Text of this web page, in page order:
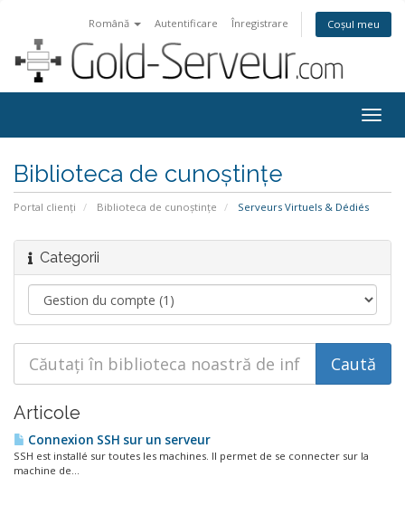
Română Autentificare Înregistrare Coșul meu
Biblioteca de cunoștințe
Portal clienți Biblioteca de cunoștințe Serveurs Virtuels & Dédiés
Categorii
Articole
Connexion SSH sur un serveur
SSH est installé sur toutes les machines. Il permet de se connecter sur la
machine de...